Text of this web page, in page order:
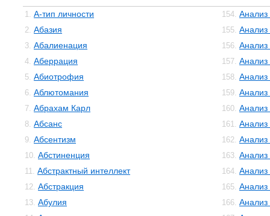
1. А-тип личности
2. Абазия
3. Абалиенация
4. Аберрация
5. Абиотрофия
6. Аблютомания
7. Абрахам Карл
8. Абсанс
9. Абсентизм
10. Абстиненция
11. Абстрактный интеллект
12. Абстракция
13. Абулия
154. Анализ
155. Анализ
156. Анализ
157. Анализ
158. Анализ
159. Анализ
160. Анализ
161.
162. Анализ
163. Анализ
164.
165. Анализ
166.